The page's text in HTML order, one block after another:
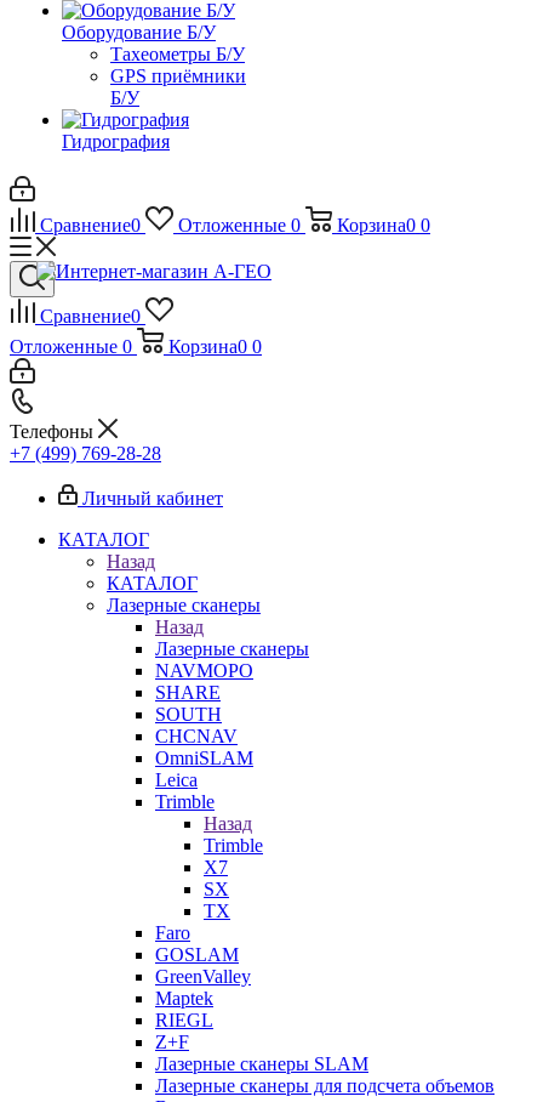
Оборудование Б/У
Тахеометры Б/У
GPS приёмники
Б/У
Гидрография
Сравнение0 Отложенные 0 Корзина0 0
Сравнение0
Отложенные 0 Корзина0 0
Телефоны
+7 (499) 769-28-28
Личный кабинет
КАТАЛОГ
Назад
КАТАЛОГ
Лазерные сканеры
Назад
Лазерные сканеры
NAVMOPO
SHARE
SOUTH
CHCNAV
OmniSLAM
Leica
Trimble
Назад
Trimble
X7
SX
TX
Faro
GOSLAM
GreenValley
Maptek
RIEGL
Z+F
Лазерные сканеры SLAM
Лазерные сканеры для подсчета объемов